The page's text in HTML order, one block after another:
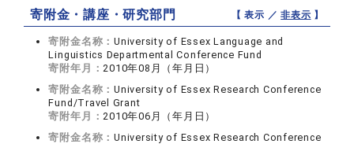
寄附金・講座・研究部門 【 表示 ／非表示 】
寄附金名称：University of Essex Language and
Linguistics Departmental Conference Fund
寄附年月：2010年08月（年月日）
寄附金名称：University of Essex Research Conference
Fund/Travel Grant
寄附年月：2010年06月（年月日）
寄附金名称：University of Essex Research Conference